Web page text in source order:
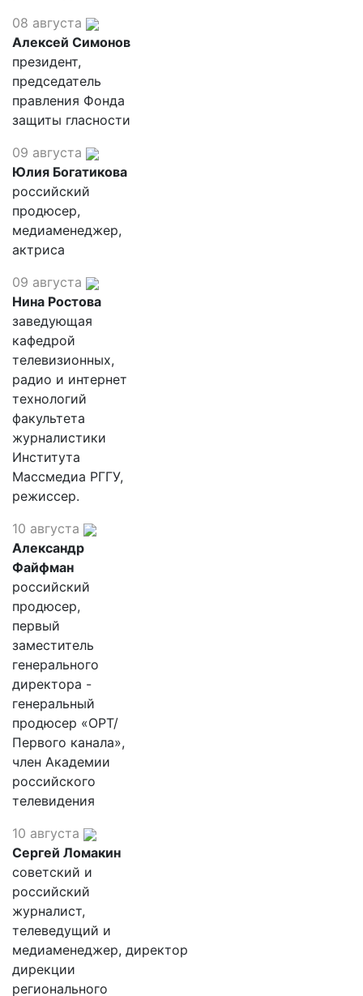
08 августа
Алексей Симонов
президент,
председатель
правления Фонда
защиты гласности
09 августа
Юлия Богатикова
российский
продюсер,
медиаменеджер,
актриса
09 августа
Нина Ростова
заведующая
кафедрой
телевизионных,
радио и интернет
технологий
факультета
журналистики
Института
Массмедиа РГГУ,
режиссер.
10 августа
Александр
Файфман
российский
продюсер,
первый
заместитель
генерального
директора -
генеральный
продюсер «ОРТ/
Первого канала»,
член Академии
российского
телевидения
10 августа
Сергей Ломакин
советский и
российский
журналист,
телеведущий и
медиаменеджер, директор
дирекции
регионального